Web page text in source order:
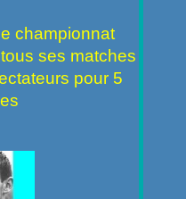
championnat
ses matches
pour 5